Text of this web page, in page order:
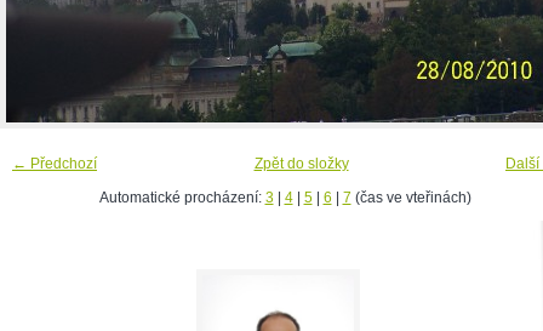
← Předchozí
Zpět do složky
Automatické procházení: 3| 4| 5| 6 7 (čas ve vteřinách)